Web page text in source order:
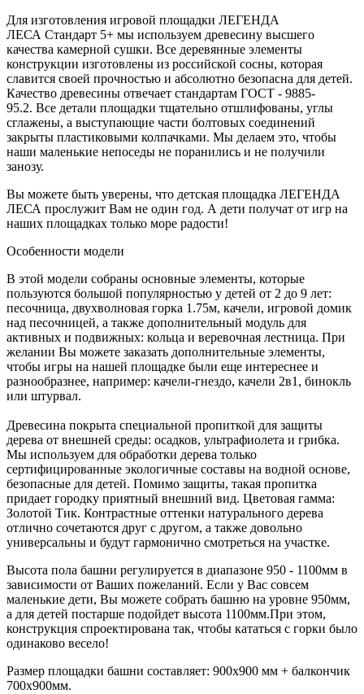
Для изготовления игровой площадки ЛЕГЕНДА
ЛЕСА Стандарт 5+ мы используем древесину высшего
качества камерной сушки. Все деревянные элементы
конструкции изготовлены из российской сосны, которая
славится своей прочностью и абсолютно безопасна для детей.
Качество древесины отвечает стандартам ГОСТ - 9885-
95.2. Все детали площадки тщательно отшлифованы, углы
сглажены, а выступающие части болтовых соединений
закрыты пластиковыми колпачками. Мы делаем это, чтобы
наши маленькие непоседы не поранились и не получили
занозу.
Вы можете быть уверены, что детская площадка ЛЕГЕНДА
ЛЕСА прослужит Вам не один год. А дети получат от игр на
наших площадках только море радости!
Особенности модели
В этой модели собраны основные элементы, которые
пользуются большой популярностью у детей от 2 до 9 лет:
песочница, двухволновая горка 1.75м, качели, игровой домик
над песочницей, а также дополнительный модуль для
активных и подвижных: кольца и веревочная лестница. При
желании Вы можете заказать дополнительные элементы,
чтобы игры на нашей площадке были еще интереснее и
разнообразнее, например: качели-гнездо, качели 2в1, бинокль
или штурвал.
Древесина покрыта специальной пропиткой для защиты
дерева от внешней среды: осадков, ультрафиолета и грибка.
Мы используем для обработки дерева только
сертифицированные экологичные составы на водной основе,
безопасные для детей. Помимо защиты, такая пропитка
придает городку приятный внешний вид. Цветовая гамма:
Золотой Тик. Контрастные оттенки натурального дерева
отлично сочетаются друг с другом, а также довольно
универсальны и будут гармонично смотреться на участке.
Высота пола башни регулируется в диапазоне 950 - 1100мм в
зависимости от Ваших пожеланий. Если у Вас совсем
маленькие дети, Вы можете собрать башню на уровне 950мм,
а для детей постарше подойдет высота 1100мм.При этом,
конструкция спроектирована так, чтобы кататься с горки было
одинаково весело!
Размер площадки башни составляет: 900х900 мм + балкончик
700х900мм.